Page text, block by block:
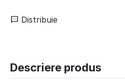
Distribuie
Descriere produs